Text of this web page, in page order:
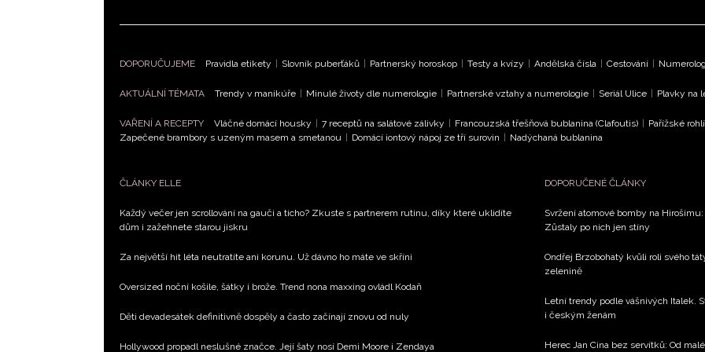
DOPORUČUJEME Pravidla etikety | Slovník puberťáků | Partnerský horoskop | Testy a kvízy | Andělská čísla | Cestování |
AKTUÁLNÍ TÉMATA Trendy v manikúře | Minulé životy dle numerologie | Partnerské vztahy a numerologie | Seriál Ulice | Plavky na
VAŘENÍ A RECEPTY Vláčné domácí housky | 7 receptů na salátové zálivky | Francouzská třešňová bublanina (Clafoutis) | Pařížské
Zapečené brambory s uzeným masem a smetanou | Domácí iontový nápoj ze tří surovin | Nadýchaná bublanina
ČLÁNKY ELLE
Každý večer jen scrollování na gauči a ticho? Zkuste s partnerem rutinu, díky které uklidíte
dům i zažehnete starou jiskru
Za největší hit léta neutratíte ani korunu. Už dávno ho máte ve skříni
Oversized noční košile, šátky i brože. Trend nona maxxing ovládl Kodaň
Děti devadesátek definitivně dospěly a často začínají znovu od nuly
Hollywood propadl neslušné značce. Její šaty nosí Demi Moore i Zendaya
DOPORUČENÉ ČLÁNKY
Svržení atomové bomby na
Zůstaly po nich jen stíny
Ondřej Brzobohatý kvůli roli svého
zelenině
Letní trendy podle vášnivých Italek.
i českým ženám
Herec Jan Cina bez servítků: Od